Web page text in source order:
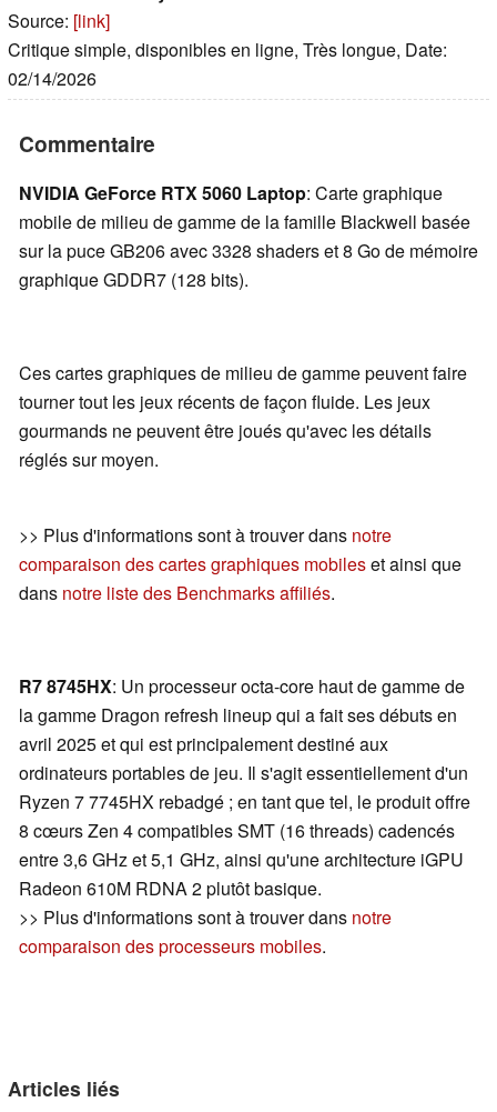
Source: [link]
Critique simple, disponibles en ligne, Très longue, Date:
02/14/2026
Commentaire
NVIDIA GeForce RTX 5060 Laptop: Carte graphique
mobile de milieu de gamme de la famille Blackwell basée
sur la puce GB206 avec 3328 shaders et 8 Go de mémoire
graphique GDDR7 (128 bits).
Ces cartes graphiques de milieu de gamme peuvent faire
tourner tout les jeux récents de façon fluide. Les jeux
gourmands ne peuvent être joués qu'avec les détails
réglés sur moyen.
>> Plus d'informations sont à trouver dans notre
comparaison des cartes graphiques mobileset ainsi que
dans notre liste des Benchmarks affiliés.
R7 8745HX: Un processeur octa-core haut de gamme de
la gamme Dragon refresh lineup qui a fait ses débuts en
avril 2025 et qui est principalement destiné aux
ordinateurs portables de jeu. Il s'agit essentiellement d'un
Ryzen 7 7745HX rebadgé ; en tant que tel, le produit offre
8 cœurs Zen 4 compatibles SMT (16 threads) cadencés
entre 3,6 GHz et 5,1 GHz, ainsi qu'une architecture iGPU
Radeon 610M RDNA 2 plutôt basique.
>> Plus d'informations sont à trouver dans notre
comparaison des processeurs mobiles.
Articles liés